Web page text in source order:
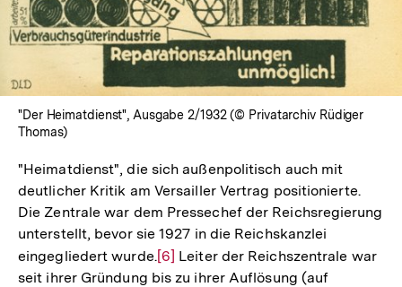
"Der Heimatdienst", Ausgabe 2/1932 (© Privatarchiv Rüdiger
Thomas)
"Heimatdienst", die sich außenpolitisch auch mit
deutlicher Kritik am Versailler Vertrag positionierte.
Die Zentrale war dem Pressechef der Reichsregierung
unterstellt, bevor sie 1927 in die Reichskanzlei
eingegliedert wurde.Zur
Auflösung
[6] Leiter der Reichszentrale war
seit ihrer Gründung bis zu ihrer Auflösung (auf